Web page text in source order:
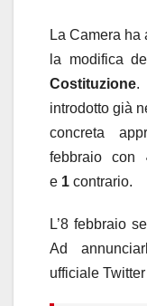
La Camera ha
la modifica
Costituzione.
introdotto già
concreta
febbraio con
e 1 contrario.
L’8 febbraio
Ad
ufficiale